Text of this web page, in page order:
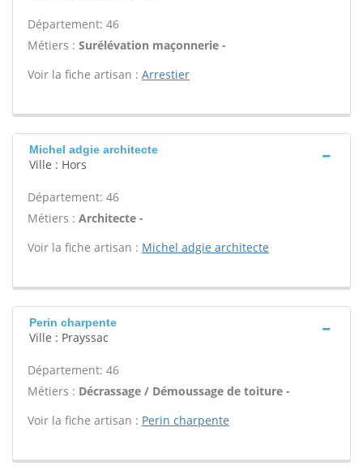
Département: 46
Métiers : Surélévation maçonnerie -
Voir la fiche artisan : Arrestier
Michel adgie architecte
Ville : Hors
Département: 46
Métiers : Architecte -
Voir la fiche artisan : Michel adgie architecte
Perin charpente
Ville : Prayssac
Département: 46
Métiers : Décrassage / Démoussage de toiture -
Voir la fiche artisan : Perin charpente